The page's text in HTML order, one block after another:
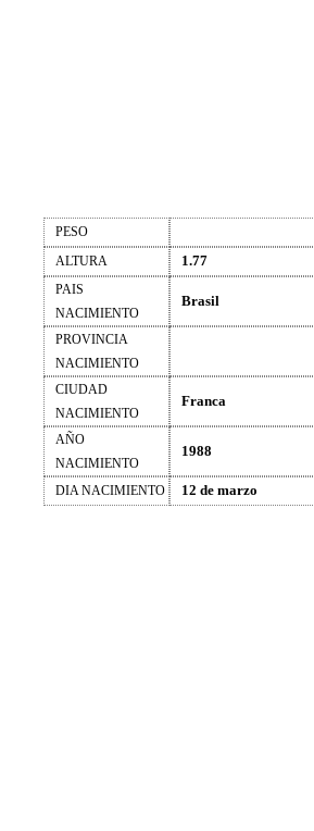
PESO
ALTURA
1.77
PAIS
NACIMIENTO
Brasil
PROVINCIA
NACIMIENTO
CIUDAD
NACIMIENTO
Franca
AÑO
NACIMIENTO
1988
DIA NACIMIENTO 12 de marzo